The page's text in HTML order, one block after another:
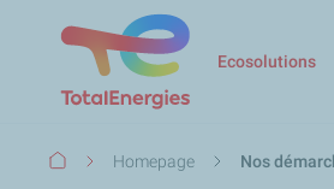
Ecosolutions
Fil
Homepage Nos